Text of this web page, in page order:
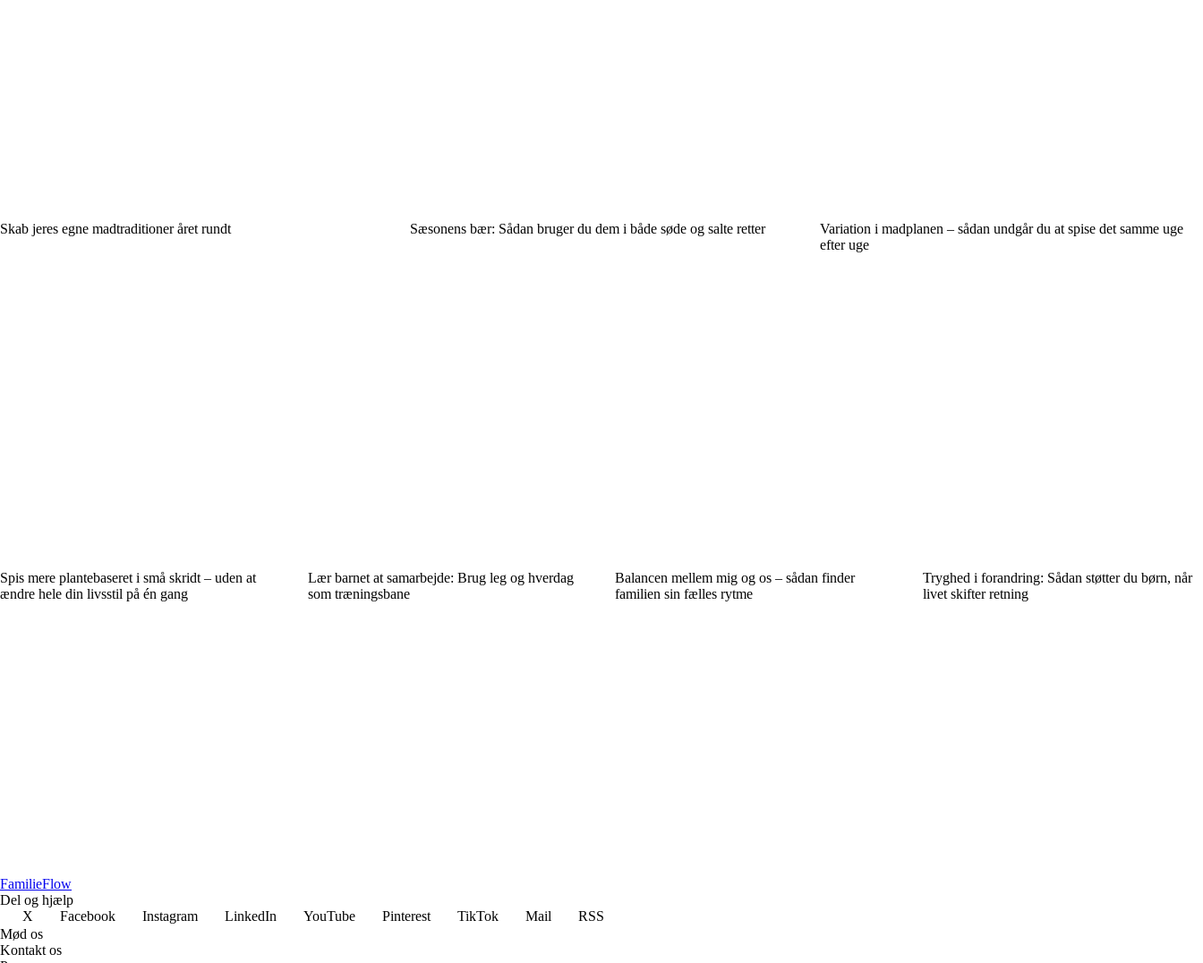
Skab jeres egne madtraditioner året rundt Sæsonens bær: Sådan bruger du dem i både søde og salte retter
Variation i madplanen – sådan undgår du at spise det samme uge
efter uge
Spis mere plantebaseret i små skridt – uden at
ændre hele din livsstil på én gang
Lær barnet at samarbejde: Brug leg og hverdag
som træningsbane
Balancen mellem mig og os – sådan finder
familien sin fælles rytme
Tryghed i forandring: Sådan støtter du børn, når
livet skifter retning
FamilieFlow
Del og hjælp
X
Facebook Instagram LinkedIn YouTube Pinterest TikTok Mail
RSS
Mød os
Kontakt os